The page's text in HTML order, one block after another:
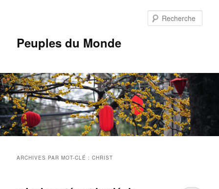
Peuples du Monde
ARCHIVES PAR MOT-CLÉ :CHRIST